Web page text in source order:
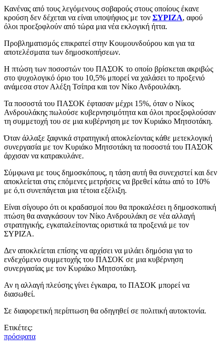
Κανένας από τους λεγόμενους σοβαρούς στους οποίους έκανε
κρούση δεν δέχεται να είναι υποψήφιος με τον ΣΥΡΙΖΑ, αφού
όλοι προεξοφλούν από τώρα μια νέα εκλογική ήττα.
Προβληματισμός επικρατεί στην Κουμουνδούρου και για τα
αποτελέσματα των δημοσκοπήσεων.
Η πτώση των ποσοστών του ΠΑΣΟΚ το οποίο βρίσκεται ακριβώς
στο ψυχολογικό όριο του 10,5% μπορεί να χαλάσει το προξενιό
ανάμεσα στον Αλέξη Τσίπρα και τον Νίκο Ανδρουλάκη.
Τα ποσοστά του ΠΑΣΟΚ έφτασαν μέχρι 15%, όταν ο Νίκος
Ανδρουλάκης πωλούσε κυβερνησιμότητα και όλοι προεξοφλούσαν
τη συμμετοχή του σε μια κυβέρνηση με τον Κυριάκο Μητσοτάκη.
Όταν άλλαξε ξαφνικά στρατηγική αποκλείοντας κάθε μετεκλογική
συνεργασία με τον Κυριάκο Μητσοτάκη τα ποσοστά του ΠΑΣΟΚ
άρχισαν να κατρακυλάνε.
Σύμφωνα με τους δημοσκόπους, η τάση αυτή θα συνεχιστεί και δεν
αποκλείεται στις επόμενες μετρήσεις να βρεθεί κάτω από το 10%
με ό,τι συνεπάγεται μια τέτοια εξέλιξη.
Είναι σίγουρο ότι οι κραδασμοί που θα προκαλέσει η δημοσκοπική
πτώση θα αναγκάσουν τον Νίκο Ανδρουλάκη σε νέα αλλαγή
στρατηγικής, εγκαταλείποντας οριστικά τα προξενιά με τον
ΣΥΡΙΖΑ.
Δεν αποκλείεται επίσης να αρχίσει να μιλάει δημόσια για το
ενδεχόμενο συμμετοχής του ΠΑΣΟΚ σε μια κυβέρνηση
συνεργασίας με τον Κυριάκο Μητσοτάκη.
Αν η αλλαγή πλεύσης γίνει έγκαιρα, το ΠΑΣΟΚ μπορεί να
διασωθεί.
Σε διαφορετική περίπτωση θα οδηγηθεί σε πολιτική αυτοκτονία.
Ετικέτες:
πρόσφατα